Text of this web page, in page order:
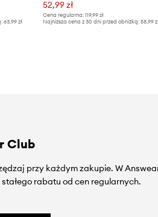
63,99 zł
52,99 zł
Cena regularna:119,99 zł
Najniższa cena z 30 dni przed obniżką:58,99
Club
przy każdym zakupie. W
stałego rabatu od cen regularnych.